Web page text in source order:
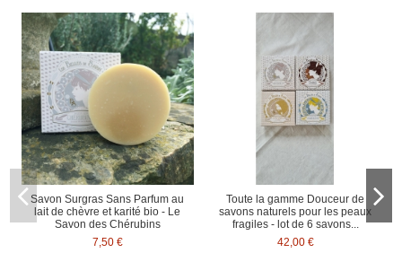
Savon Surgras Sans Parfum au
lait de chèvre et karité bio - Le
Savon des Chérubins
7,50 €
Toute la gamme Douceur de
savons naturels pour les peaux
fragiles - lot de 6 savons...
42,00 €